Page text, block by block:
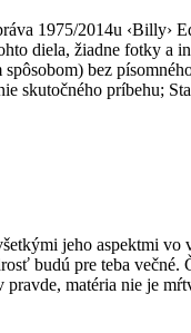
1975/2014u ‹Billy›
diela, žiadne fotky a
bez
skutočného príbehu;
jeho aspektmi vo
budú pre teba večné.
matéria nie je